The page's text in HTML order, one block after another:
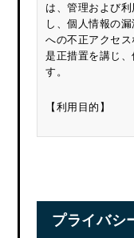
は、管理および
し、個人情報の
への不正アクセ
是正措置を講じ
す。
【利用目的】